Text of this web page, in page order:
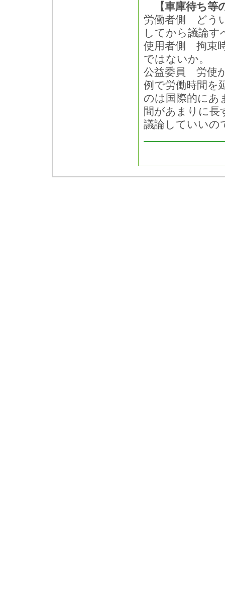
【車庫待ち等
労働者側 どう
してから議論す
使用者側 拘束
ではないか。
公益委員 労使
例で労働時間を
のは国際的にあ
間があまりに長
議論していいの